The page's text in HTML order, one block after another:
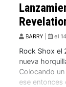
BARRY el
Rock Shox el
nueva
Colocando
ese entonces